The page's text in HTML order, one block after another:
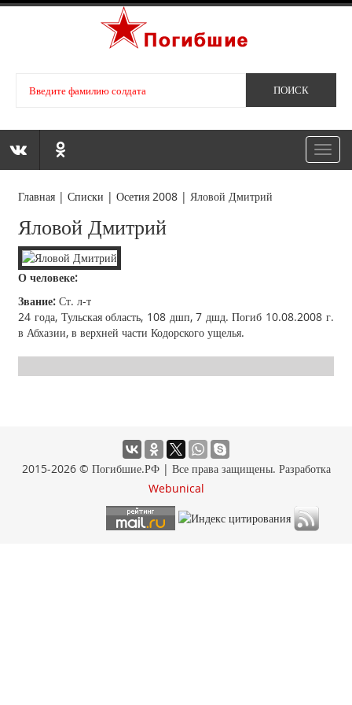
Главная |Списки |Осетия 2008 | Яловой Дмитрий
Яловой Дмитрий
О человеке:
Звание: Ст. л-т
24 года, Тульская область, 108 дшп, 7 дшд. Погиб 10.08.2008 г.
в Абхазии, в верхней части Кодорского ущелья.
2015-2026 © Погибшие.РФ | Все права защищены. Разработка
Webunical